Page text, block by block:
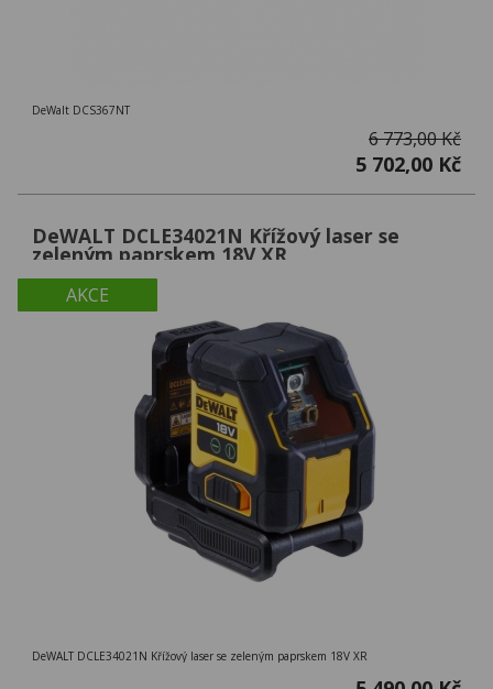
DeWalt DCS367NT
6 773,00 Kč
5 702,00 Kč
AKCE
DeWALT DCLE34021N Křížový laser se
zeleným paprskem 18V XR
DeWALT DCLE34021N Křížový laser se zeleným paprskem 18V XR